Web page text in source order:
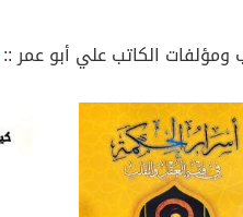
ومؤلفات الكاتب علي أبو عمر ::